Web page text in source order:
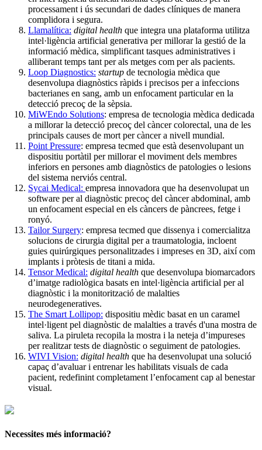
processament i ús secundari de dades clíniques de manera
complidora i segura.
Llamalítica: digital health que integra una plataforma utilitza
intel·ligència artificial generativa per millorar la gestió de la
informació mèdica, simplificant tasques administratives i
alliberant temps tant per als metges com per als pacients.
Loop Diagnostics: startup de tecnologia mèdica que
desenvolupa diagnòstics ràpids i precisos per a infeccions
bacterianes en sang, amb un enfocament particular en la
detecció precoç de la sèpsia.
MiWEndo Solutions: empresa de tecnologia mèdica dedicada
a millorar la detecció precoç del càncer colorectal, una de les
principals causes de mort per càncer a nivell mundial.
Point Pressure: empresa tecmed que està desenvolupant un
dispositiu portàtil per millorar el moviment dels membres
inferiors en persones amb diagnòstics de patologies o lesions
del sistema nerviós central.
Sycai Medical: empresa innovadora que ha desenvolupat un
software per al diagnòstic precoç del càncer abdominal, amb
un enfocament especial en els càncers de pàncrees, fetge i
ronyó.
Tailor Surgery: empresa tecmed que dissenya i comercialitza
solucions de cirurgia digital per a traumatologia, incloent
guies quirúrgiques personalitzades i impreses en 3D, així com
implants i pròtesis de titani a mida.
Tensor Medical: digital health que desenvolupa biomarcadors
d’imatge radiològica basats en intel·ligència artificial per al
diagnòstic i la monitorització de malalties
neurodegeneratives.
The Smart Lollipop: dispositiu mèdic basat en un caramel
intel·ligent pel diagnòstic de malalties a través d'una mostra de
saliva. La piruleta recopila la mostra i la neteja d’impureses
per realitzar tests de diagnòstic o seguiment de patologies.
WIVI Vision: digital health que ha desenvolupat una solució
capaç d’avaluar i entrenar les habilitats visuals de cada
pacient, redefinint completament l’enfocament cap al benestar
visual.
Necessites més informació?